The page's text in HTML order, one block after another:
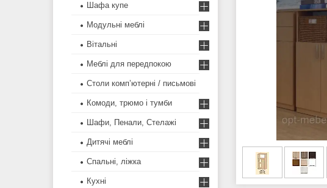
Шафа купе
Модульні меблі
Вітальні
Меблi для передпокою
Столи комп’ютерні / письмові
Комоди, трюмо і тумби
Шафи, Пенали, Стелажі
Дитячі меблі
Спальні, ліжка
Кухні